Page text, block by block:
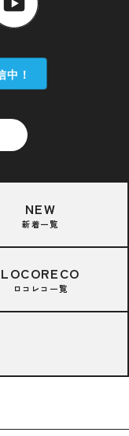
NEW
新着一覧
LOCORECO
ロコレコ一覧